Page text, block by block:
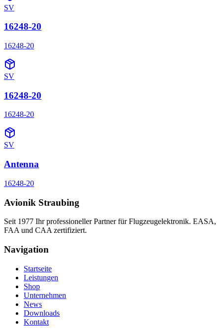
SV
16248-20
16248-20
SV
16248-20
16248-20
SV
Antenna
16248-20
Avionik Straubing
Seit 1977 Ihr professioneller Partner für Flugzeugelektronik. EASA,
FAA und CAA zertifiziert.
Navigation
Startseite
Leistungen
Shop
Unternehmen
News
Downloads
Kontakt